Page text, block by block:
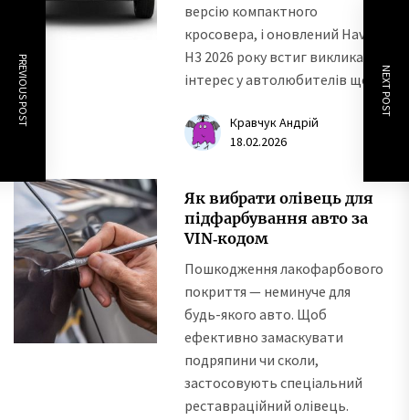
PREVIOUS POST NEXT POST
версію компактного
кросовера, і оновлений Haval
H3 2026 року встиг викликати
інтерес у автолюбителів ще...
Кравчук Андрій
18.02.2026
Як вибрати олівець для
підфарбування авто за
VIN‑кодом
Пошкодження лакофарбового
покриття — неминуче для
будь-якого авто. Щоб
ефективно замаскувати
подряпини чи сколи,
застосовують спеціальний
реставраційний олівець.